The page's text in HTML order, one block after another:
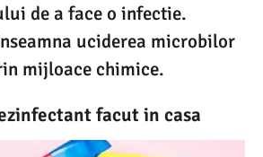
de a face o infectie.
uciderea microbilor
mijloace chimice.
facut in casa